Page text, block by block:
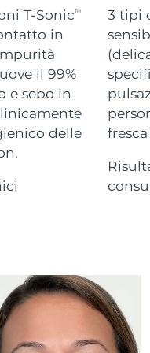
T-SonicTM
in
il 99%
e sebo in
delle
3 tipi
stimata13/08/2026
stimata 09/08/2026
stimata12/08/2026
stimata14/08/2026
11/08/2026
stimata10/08/2026
stimata 09/08/2026